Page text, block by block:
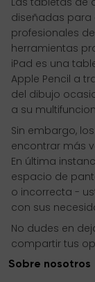
diseñadas para
profesionales
herramientas
iPad es una
Apple Pencil a
del dibujo
a su
Sin embargo,
encontrar más
En última
espacio de
o incorrecta -
con sus
No dudes en
compartir tus
Sobre nosotros